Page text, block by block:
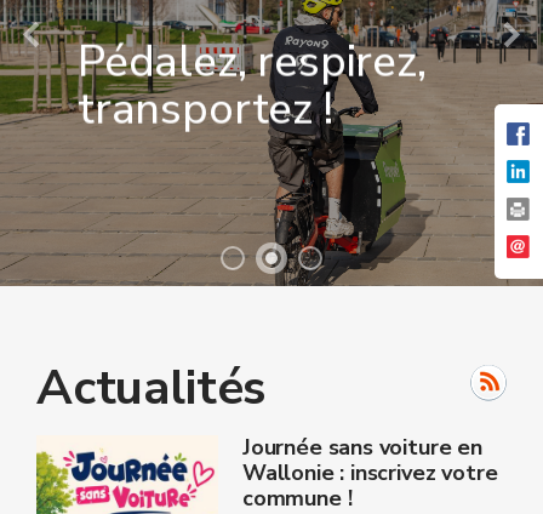
Pédalez, respirez,
transportez !
Prime vélo cargo
Actualités
Journée sans voiture en
Wallonie : inscrivez votre
commune !